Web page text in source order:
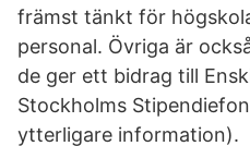
främst tänkt för
personal. Övriga är
de ger ett bidrag till
Stockholms
ytterligare information).